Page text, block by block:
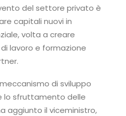
del settore privato è
capitali nuovi in
volta a creare
lavoro e formazione
di sviluppo
lo sfruttamento delle
aggiunto il viceministro,